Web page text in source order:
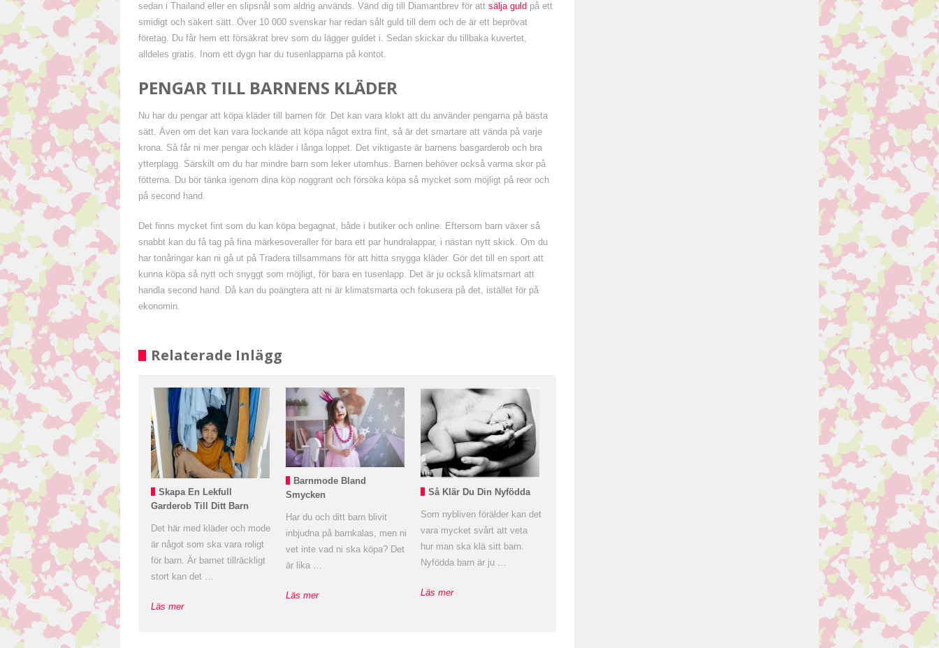
sedan i Thailand eller en slipsnål som aldrig används. Vänd dig till Diamantbrev för att sälja guld på ett
smidigt och säkert sätt. Över 10 000 svenskar har redan sålt guld till dem och de är ett beprövat
företag. Du får hem ett försäkrat brev som du lägger guldet i. Sedan skickar du tillbaka kuvertet,
alldeles gratis. Inom ett dygn har du tusenlapparna på kontot.
PENGAR TILL BARNENS KLÄDER
Nu har du pengar att köpa kläder till barnen för. Det kan vara klokt att du använder pengarna på bästa
sätt. Även om det kan vara lockande att köpa något extra fint, så är det smartare att vända på varje
krona. Så får ni mer pengar och kläder i långa loppet. Det viktigaste är barnens basgarderob och bra
ytterplagg. Särskilt om du har mindre barn som leker utomhus. Barnen behöver också varma skor på
fötterna. Du bör tänka igenom dina köp noggrant och försöka köpa så mycket som möjligt på reor och
på second hand.
Det finns mycket fint som du kan köpa begagnat, både i butiker och online. Eftersom barn växer så
snabbt kan du få tag på fina märkesoveraller för bara ett par hundralappar, i nästan nytt skick. Om du
har tonåringar kan ni gå ut på Tradera tillsammans för att hitta snygga kläder. Gör det till en sport att
kunna köpa så nytt och snyggt som möjligt, för bara en tusenlapp. Det är ju också klimatsmart att
handla second hand. Då kan du poängtera att ni är klimatsmarta och fokusera på det, istället för på
ekonomin.
Relaterade Inlägg
Skapa En Lekfull
Garderob Till Ditt Barn
Det här med kläder och mode
är något som ska vara roligt
för barn. Är barnet tillräckligt
stort kan det …
Barnmode Bland
Smycken
Har du och ditt barn blivit
inbjudna på barnkalas, men ni
vet inte vad ni ska köpa? Det
är lika …
Så Klär Du Din Nyfödda
Som nybliven förälder kan det
vara mycket svårt att veta
hur man ska klä sitt barn.
Nyfödda barn är ju …